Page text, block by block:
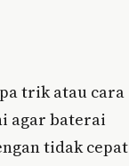
trik atau cara
agar baterai
tidak cepat